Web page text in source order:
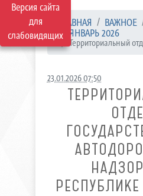
Версия сайта
для
слабовидящих
ГЛАВНАЯ ВАЖНОЕ
ЯНВАРЬ 2026
Территориальный
23.01.2026 07:50